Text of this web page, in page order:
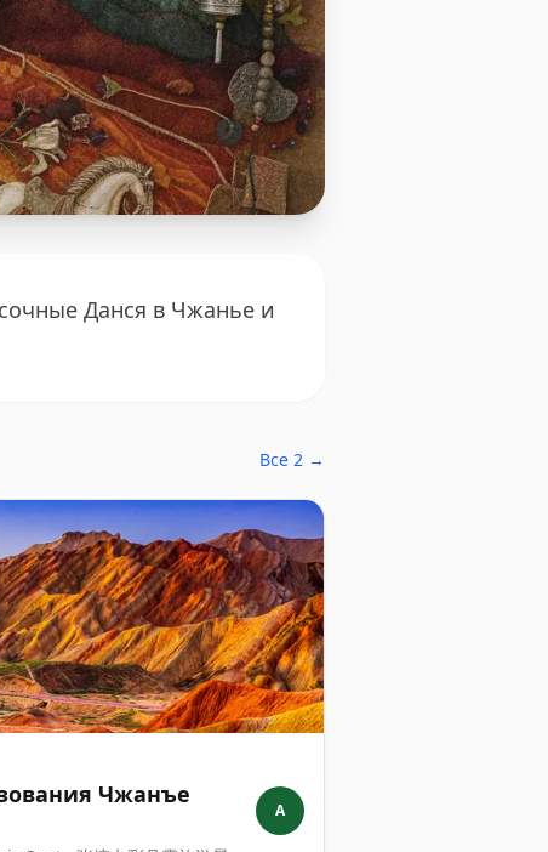
Данся в Чжанье и
Все 2 →
Чжанъе
A